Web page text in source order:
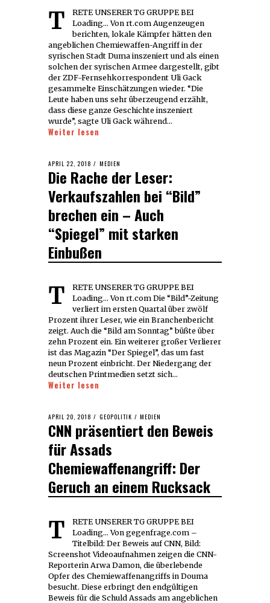
TRETE UNSERER TG GRUPPE BEI
Loading... Von rt.com Augenzeugen
berichten, lokale Kämpfer hätten den
angeblichen Chemiewaffen-Angriff in der
syrischen Stadt Duma inszeniert und als einen
solchen der syrischen Armee dargestellt, gibt
der ZDF-Fernsehkorrespondent Uli Gack
gesammelte Einschätzungen wieder. “Die
Leute haben uns sehr überzeugend erzählt,
dass diese ganze Geschichte inszeniert
wurde”, sagte Uli Gack während…
Weiter lesen
POSTED
ON
APRIL 22, 2018 APRIL
24,
2018
MEDIEN
Die Rache der Leser:
Verkaufszahlen bei “Bild”
brechen ein – Auch
“Spiegel” mit starken
Einbußen
TRETE UNSERER TG GRUPPE BEI
Loading... Von rt.com Die “Bild”-Zeitung
verliert im ersten Quartal über zwölf
Prozent ihrer Leser, wie ein Branchenbericht
zeigt. Auch die “Bild am Sonntag” büßte über
zehn Prozent ein. Ein weiterer großer Verlierer
ist das Magazin “Der Spiegel”, das um fast
neun Prozent einbricht. Der Niedergang der
deutschen Printmedien setzt sich…
Weiter lesen
POSTED
ON
APRIL 20, 2018 APRIL
21,
2018
GEOPOLITIK / MEDIEN
CNN präsentiert den Beweis
für Assads
Chemiewaffenangriff: Der
Geruch an einem Rucksack
TRETE UNSERER TG GRUPPE BEI
Loading... Von gegenfrage.com –
Titelbild: Der Beweis auf CNN, Bild:
Screenshot Videoaufnahmen zeigen die CNN-
Reporterin Arwa Damon, die überlebende
Opfer des Chemiewaffenangriffs in Douma
besucht. Diese erbringt den endgültigen
Beweis für die Schuld Assads am angeblichen